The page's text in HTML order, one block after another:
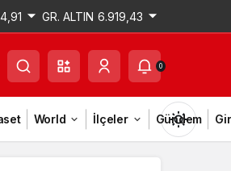
GR. ALTIN 6.919,43
0
World İlçeler Gündem